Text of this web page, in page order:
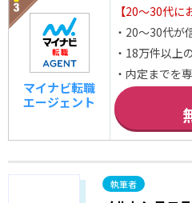
マイナビ転職
エージェント
【20～30代に
・20～30代が
・18万件以上
・内定までを